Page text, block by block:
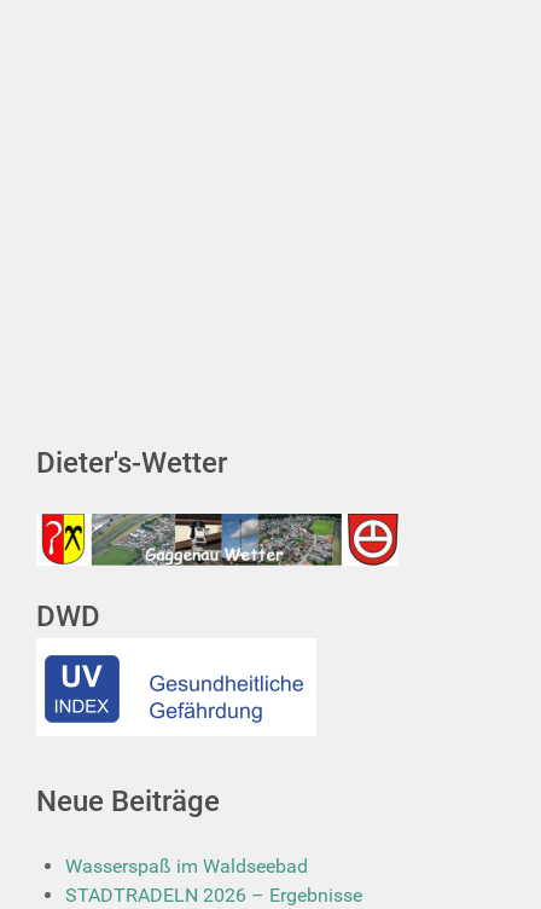
Dieter's-Wetter
DWD
Neue Beiträge
Wasserspaß im Waldseebad
STADTRADELN 2026 – Ergebnisse